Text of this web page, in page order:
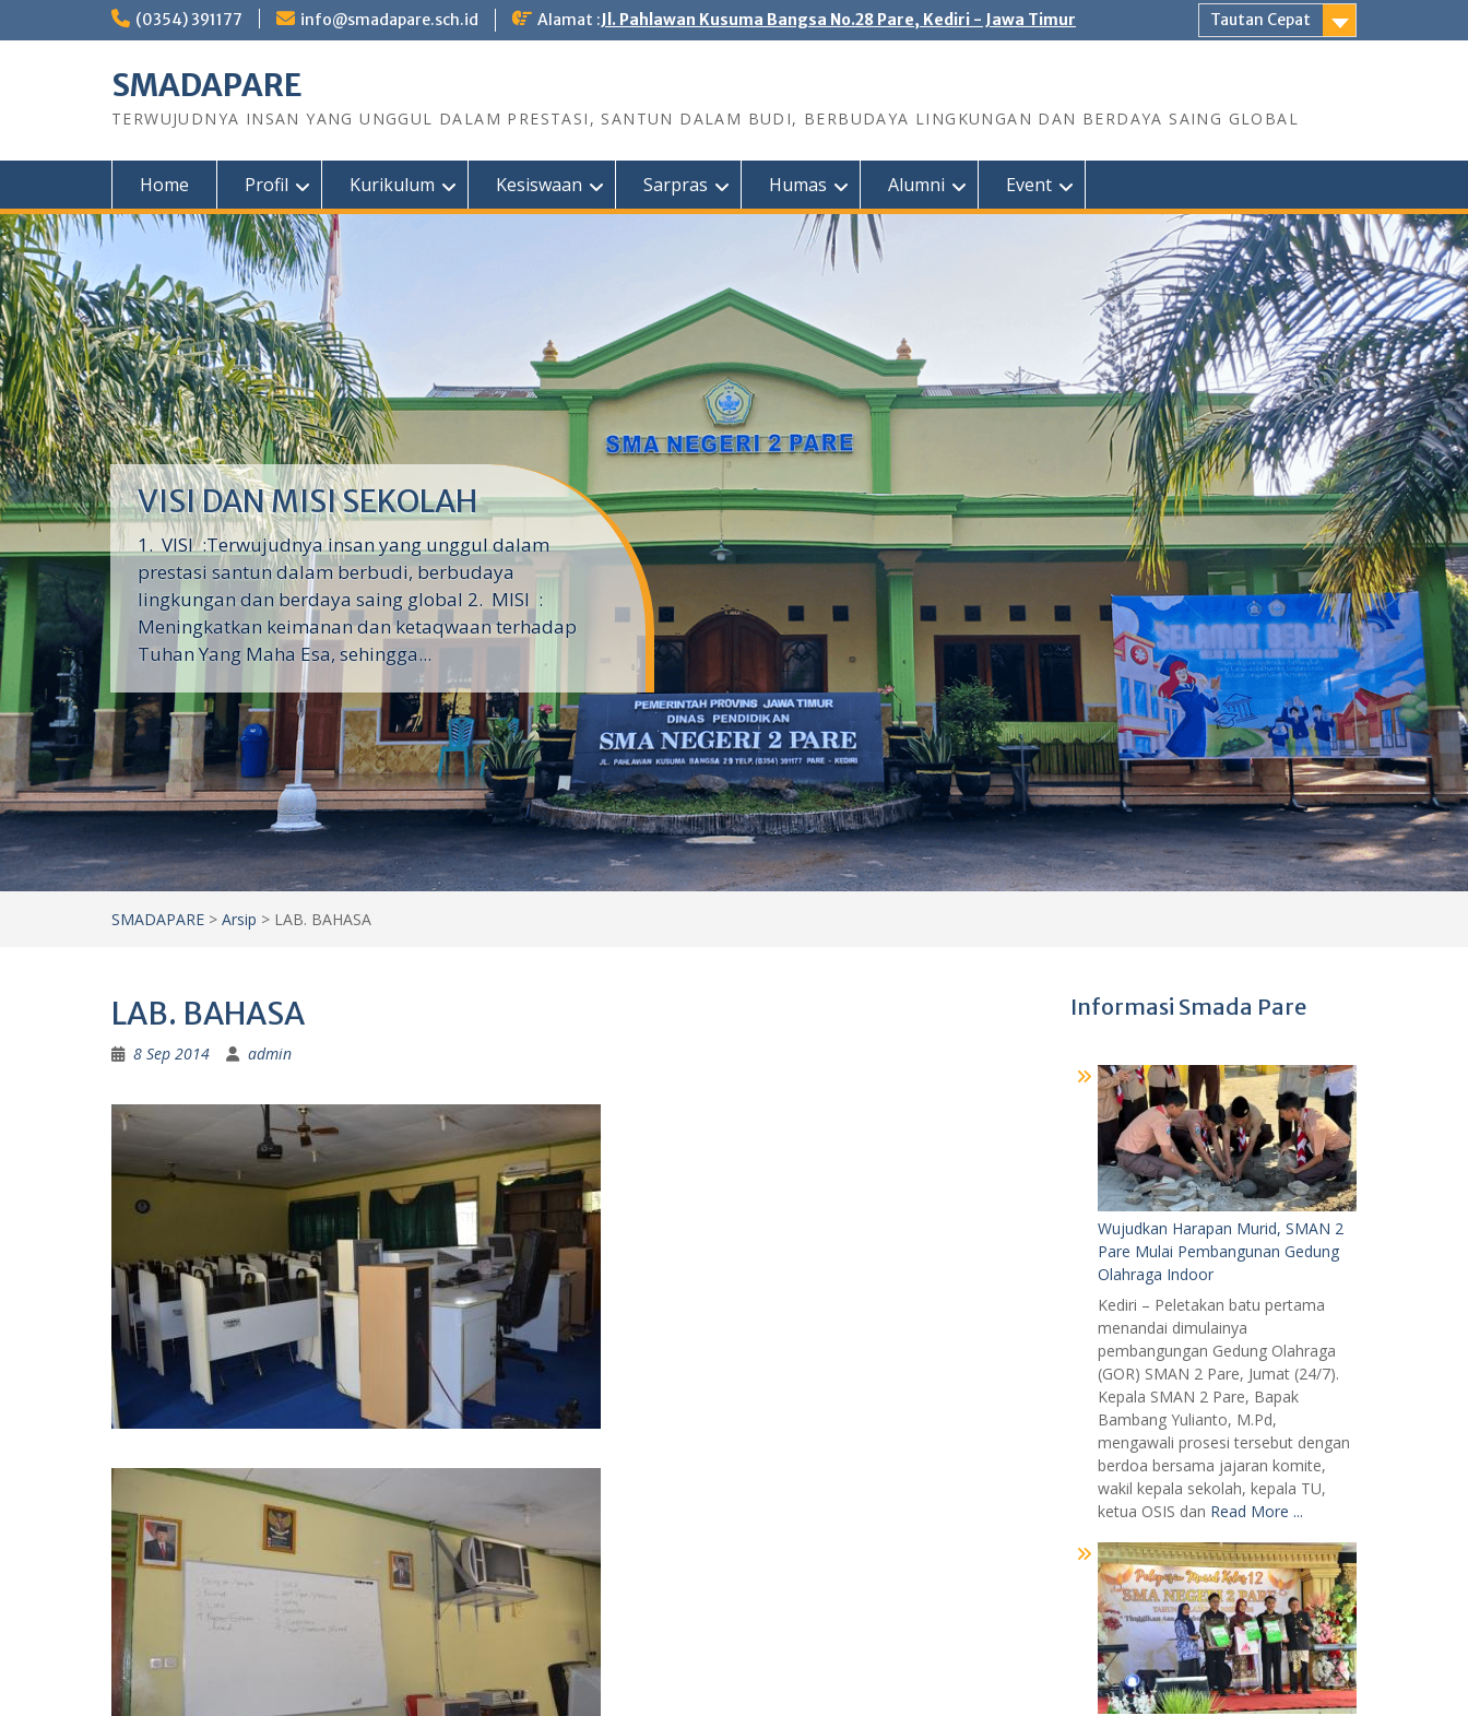
(0354) 391177 info@smadapare.sch.id Alamat :Jl. Pahlawan Kusuma Bangsa No.28 Pare, Kediri - Jawa Timur Tautan Cepat
SMADAPARE
TERWUJUDNYA INSAN YANG UNGGUL DALAM PRESTASI, SANTUN DALAM BUDI, BERBUDAYA LINGKUNGAN DAN BERDAYA SAING GLOBAL
Home Profil Kurikulum Kesiswaan Sarpras Humas Alumni Event
VISI DAN MISI SEKOLAH
1. VISI :Terwujudnya insan yang unggul dalam
prestasi santun dalam berbudi, berbudaya
lingkungan dan berdaya saing global 2. MISI :
Meningkatkan keimanan dan ketaqwaan terhadap
Tuhan Yang Maha Esa, sehingga...
SMADAPARE > Arsip > LAB. BAHASA
LAB. BAHASA
8 Sep 2014 admin
Informasi Smada Pare
Wujudkan Harapan Murid, SMAN 2
Pare Mulai Pembangunan Gedung
Olahraga Indoor
Kediri – Peletakan batu pertama
menandai dimulainya
pembangungan Gedung Olahraga
(GOR) SMAN 2 Pare, Jumat (24/7).
Kepala SMAN 2 Pare, Bapak
Bambang Yulianto, M.Pd,
mengawali prosesi tersebut dengan
berdoa bersama jajaran komite,
wakil kepala sekolah, kepala TU,
ketua OSIS dan Read More ...